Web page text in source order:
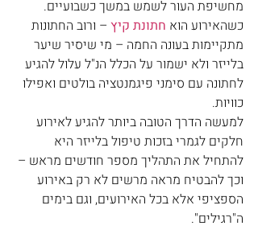
מחשיפת העור לשמש במשך כשבועיים.
כשהאירוע הוא חתונת קיץ – ורוב החתונות
מתקיימות בעונה החמה – מי שיסיר שיער
בלייזר ולא ישמור על הכלל הנ"ל עלול להגיע
לחתונה עם סימני פיגמנטציה בולטים ואפילו
כוויות.
למעשה הדרך הטובה ביותר להגיע לאירוע
חלקים לגמרי בזכות טיפול בלייזר היא
להתחיל את התהליך מספר חודשים מראש –
וכך להבטיח מראה מרשים לא רק באירוע
הספציפי אלא בכל האירועים, וגם בימים
ה"רגילים".